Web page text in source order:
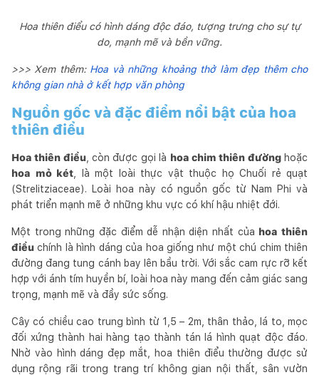
Hoa thiên điểu có hình dáng độc đáo, tượng trưng cho sự tự
do, mạnh mẽ và bền vững.
>>> Xem thêm: Hoa và những khoảng thở làm đẹp thêm cho
không gian nhà ở kết hợp văn phòng
Nguồn gốc và đặc điểm nổi bật của hoa
thiên điểu
Hoa thiên điểu, còn được gọi là hoa chim thiên đườnghoặc
hoa mỏ két , là một loài thực vật thuộc họ Chuối rẻ quạt
(Strelitziaceae). Loài hoa này có nguồn gốc từ Nam Phi và
phát triển mạnh mẽ ở những khu vực có khí hậu nhiệt đới.
Một trong những đặc điểm dễ nhận diện nhất của hoa thiên
điểu chính là hình dáng của hoa giống như một chú chim thiên
đường đang tung cánh bay lên bầu trời. Với sắc cam rực rỡ kết
hợp với ánh tím huyền bí, loài hoa này mang đến cảm giác sang
trọng, mạnh mẽ và đầy sức sống.
Cây có chiều cao trung bình từ 1,5 – 2m, thân thảo, lá to, mọc
đối xứng thành hai hàng tạo thành tán lá hình quạt độc đáo.
Nhờ vào hình dáng đẹp mắt, hoa thiên điểu thường được sử
dụng rộng rãi trong trang trí không gian nội thất, sân vườn